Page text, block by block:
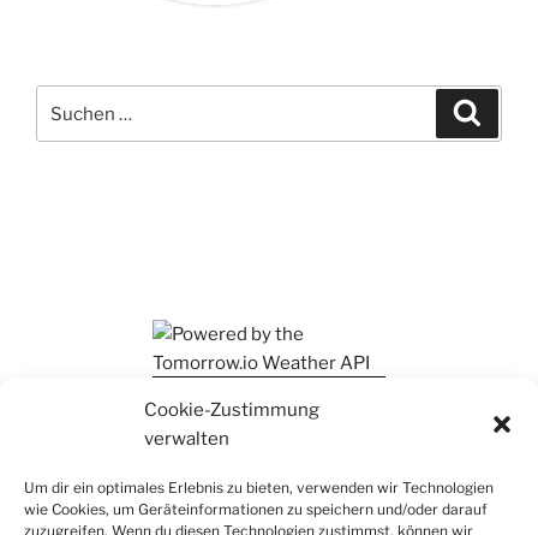
Cookie-Zustimmung
verwalten
Um dir ein optimales Erlebnis zu bieten, verwenden wir Technologien
wie Cookies, um Geräteinformationen zu speichern und/oder darauf
zuzugreifen. Wenn du diesen Technologien zustimmst, können wir
nach: